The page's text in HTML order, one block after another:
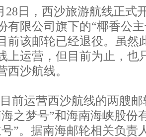
28日，西沙旅游航线正式
有限公司旗下的“椰香公
前该邮轮已经退役。虽然
上运营，但目前为止，也
西沙航线。
前运营西沙航线的两艘
之梦号”和海南海峡股份
”。据南海邮轮相关负责